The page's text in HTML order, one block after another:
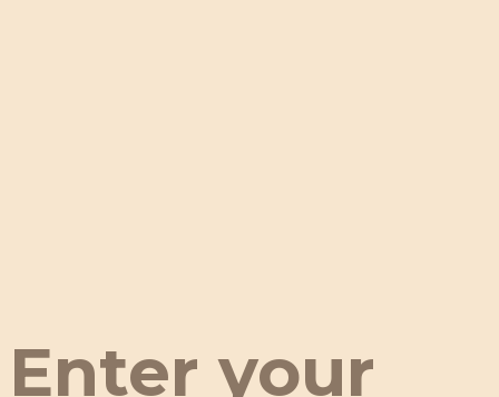
Enter your